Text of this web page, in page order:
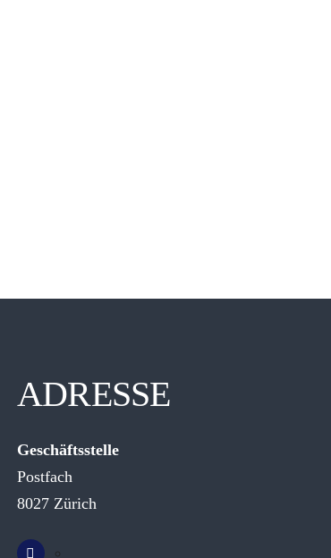
ADRESSE
Geschäftsstelle
Postfach
8027 Zürich